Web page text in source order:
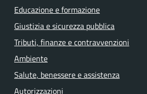
Educazione e formazione
Giustizia e sicurezza pubblica
Tributi, finanze e contravvenzioni
Ambiente
Salute, benessere e assistenza
Autorizzazioni